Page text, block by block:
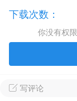
电脑端 外挂制作
该内容只允许
写评论
下载次数：
你没有权
未经允许，禁